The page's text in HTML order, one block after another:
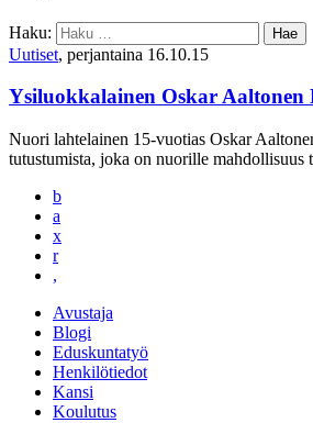
Haku:
Uutiset, perjantaina 16.10.15
Ysiluokkalainen Oskar Aaltonen
Nuori lahtelainen 15-vuotias Oskar
tutustumista, joka on nuorille mahdollisuus
b
a
x
r
,
Avustaja
Blogi
Eduskuntatyö
Henkilötiedot
Kansi
Koulutus